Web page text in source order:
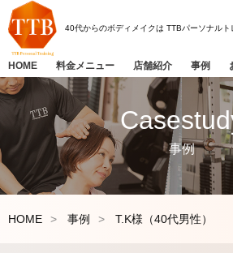
事例
HOME 事例 T.K様（40代男性）
40代からのボディメイクは TTBパーソナルト
HOME 料金メニュー 店舗紹介 事例